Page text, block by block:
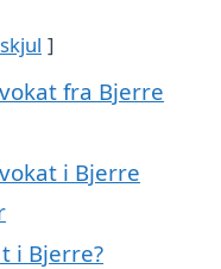
skjul
fra Bjerre
i Bjerre
i Bjerre?